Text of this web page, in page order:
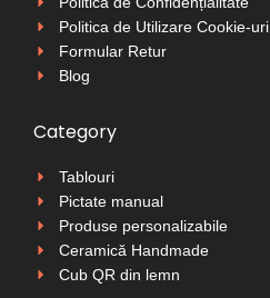
Politica de Utilizare Cookie-uri
Formular Retur
Blog
Category
Tablouri
Pictate manual
Produse personalizabile
Ceramică Handmade
Cub QR din lemn